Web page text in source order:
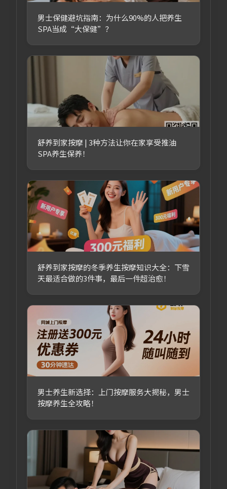
男士保健避坑指南：为什么90%的人把养生
SPA当成“大保健”？
舒养到家按摩 | 3种方法让你在家享受推油
SPA养生保养！
舒养到家按摩的冬季养生按摩知识大全：下雪
天最适合做的3件事，最后一件超治愈！
男士养生新选择：上门按摩服务大揭秘，男士
按摩养生全攻略！